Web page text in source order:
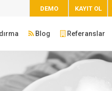
DEMO KAYIT OL
Blog Referanslar